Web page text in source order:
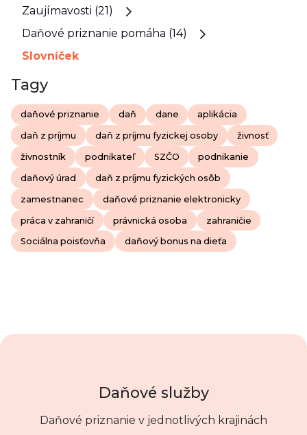
Zaujímavosti (21)
Daňové priznanie pomáha (14)
Slovníček
Tagy
daňové priznanie daň dane aplikácia
daň z príjmu daň z príjmu fyzickej osoby živnosť
živnostník podnikateľ SZČO podnikanie
daňový úrad daň z príjmu fyzických osôb
zamestnanec daňové priznanie elektronicky
práca v zahraničí právnická osoba zahraničie
Sociálna poisťovňa daňový bonus na dieťa
Daňové služby
Daňové priznanie v jednotlivých krajinách